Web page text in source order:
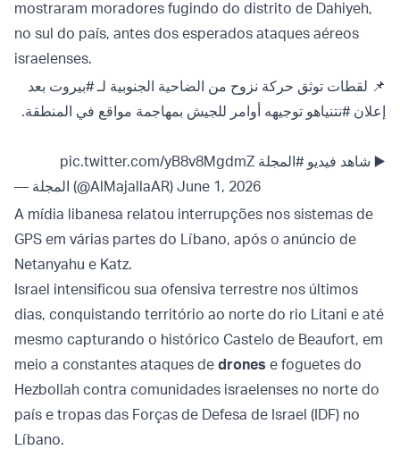
mostraram moradores fugindo do distrito de Dahiyeh,
no sul do país, antes dos esperados ataques aéreos
israelenses.
📌 لقطات توثق حركة نزوح من الضاحية الجنوبية لـ#بيروت بعد
إعلان#نتنياهو توجيهه أوامر للجيش بمهاجمة مواقع في المنطقة.
▶️ شاهد فيديو#المجلة pic.twitter.com/yB8v8MgdmZ
— المجلة (@AlMajallaAR) June 1, 2026
A mídia libanesa relatou interrupções nos sistemas de
GPS em várias partes do Líbano, após o anúncio de
Netanyahu e Katz.
Israel intensificou sua ofensiva terrestre nos últimos
dias, conquistando território ao norte do rio Litani e até
mesmo capturando o histórico Castelo de Beaufort, em
meio a constantes ataques de drones e foguetes do
Hezbollah contra comunidades israelenses no norte do
país e tropas das Forças de Defesa de Israel (IDF) no
Líbano.